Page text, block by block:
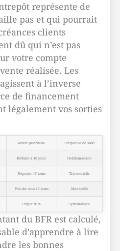
représente de
pas et qui pourrait
clients
dû qui n’est pas
votre compte
réalisée. Les
à l’inverse
de financement
légalement vos sorties
Action prioritaire Fréquence de suivi
Réduire à 30 jours Hebdomadaire
Négocier 45 jours Trimestrielle
Vendre sous 15 jours Mensuelle
Exiger 30 % Systématique
du BFR est calculé,
d’apprendre à lire
les bonnes